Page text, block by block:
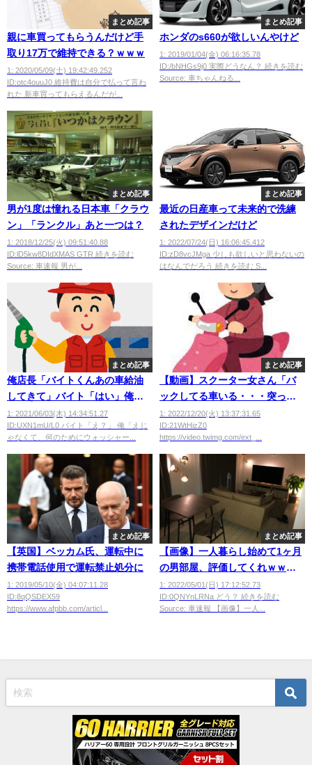
まとめ記事
親に車買ってもらうんだけど手
取り17万で維持できる？ｗｗｗ
1: 2020/05/09(土) 19:42:49.252
ID:otc4ouuJ0 維持費は自分で払って言わ
れた 新車買ってもらえるんだが...
まとめ記事
ホンダのs660が欲しいんやけど
1: 2019/01/04(金) 06:16:35.78
ID:/bNHGs9j0 実際どうなん？ 続きを読む
Source: 車ちゃんねる...
まとめ記事
男が1度は憧れる日本車「クラウ
ン」「ランクル」あと一つは？
1: 2018/12/25(火) 09:51:40.88
ID:lD5kw8DIdXMAS GTR 続きを読む
Source: 車速報 男が...
まとめ記事
最近の日産車って未来的で洗練
されたデザインだけど
1: 2022/07/24(日) 16:06:45.412
ID:zD8vcJMga 少しも欲しいと思わないの
はなんでだろう 続きを読む S...
まとめ記事
俺店長「バイトくんあの車給油
してきて」バイト「はい」俺
「何でｳｫｯｼｬｰ液の補充勧めなか
ったの？」
1: 2021/06/03(木) 14:34:51.27
ID:UXN1mU/L0 バイト「え？」 俺「えじ
ゃなくて、何のためにウォッシャー...
まとめ記事
【動画】スクーター女さん「バ
ックしてる車いる・・・突っ込
んだろ！」
1: 2022/12/20(火) 13:37:31.65
ID:21WtHizZ0
https://video.twimg.com/ext_...
まとめ記事
【英国】ベッカム氏、運転中に
携帯電話使用で運転禁止処分に
1: 2019/05/10(金) 04:07:11.28
ID:8qQSDEX59
https://www.afpbb.com/articl...
まとめ記事
【画像】一人暮らし始めて1ヶ月
の男部屋、評価してくれｗｗｗ
ｗｗｗｗ
1: 2022/05/01(日) 17:12:52.73
ID:0QNYnLRNa どう？ 続きを読む
Source: 車速報 【画像】一人...